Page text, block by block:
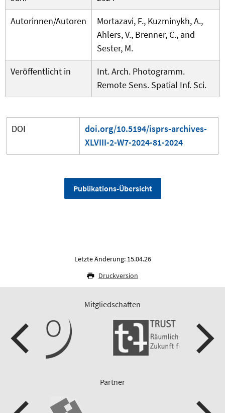
Autorinnen/Autoren
Mortazavi, F., Kuzminykh, A.,
Ahlers, V., Brenner, C., and
Sester, M.
Veröffentlicht in
Int. Arch. Photogramm.
Remote Sens. Spatial Inf. Sci.
DOI
doi.org/10.5194/isprs-archives-
XLVIII-2-W7-2024-81-2024
Publikations-Übersicht
Letzte Änderung: 15.04.26
Druckversion
Mitgliedschaften
Partner